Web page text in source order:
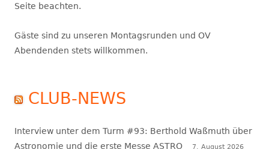
Seite beachten.
Gäste sind zu unseren Montagsrunden und OV
Abendenden stets willkommen.
CLUB-NEWS
Interview unter dem Turm #93: Berthold Waßmuth über
Astronomie und die erste Messe ASTRO
7. August 2026